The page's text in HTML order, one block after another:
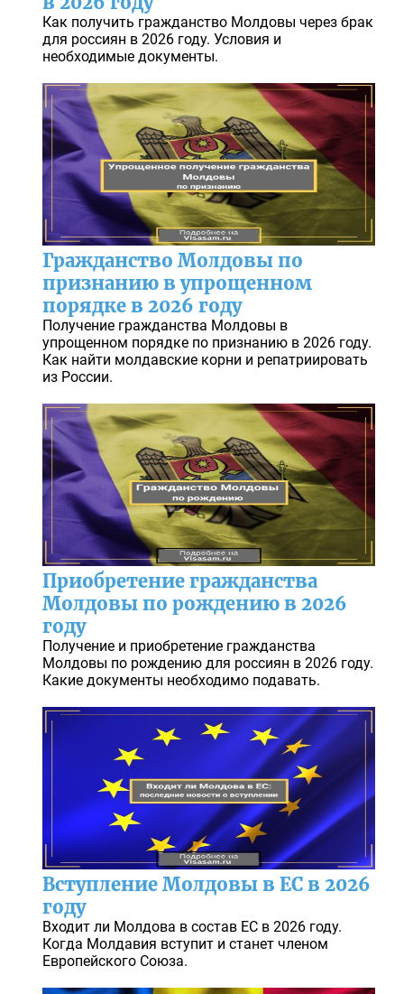
Как получить гражданство Молдовы через брак
для россиян в 2026 году. Условия и
необходимые документы.
Гражданство Молдовы по
признанию в упрощенном
порядке в 2026 году
Получение гражданства Молдовы в
упрощенном порядке по признанию в 2026 году.
Как найти молдавские корни и репатриировать
из России.
Приобретение гражданства
Молдовы по рождению в 2026
году
Получение и приобретение гражданства
Молдовы по рождению для россиян в 2026 году.
Какие документы необходимо подавать.
Вступление Молдовы в ЕС в 2026
году
Входит ли Молдова в состав ЕС в 2026 году.
Когда Молдавия вступит и станет членом
Европейского Союза.